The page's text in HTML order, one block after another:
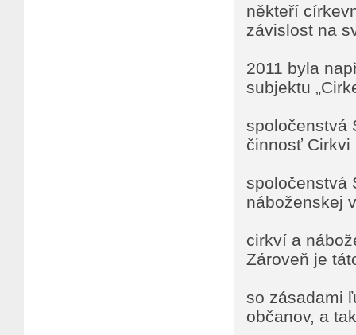
někteří
závislost na
2011 byla
subjektu
spoločenstvá
činnosť Cirkvi
spoločenstvá
náboženskej
cirkví a
Zároveň je
so zásadami
občanov, a